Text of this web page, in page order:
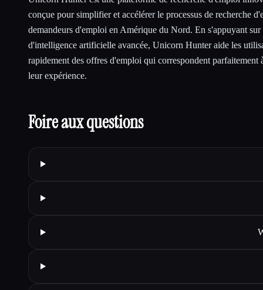
conçue pour simplifier et accélérer le processus de recherche
demandeurs d'emploi en Amérique du Nord. En s'appuyant
d'intelligence artificielle avancée, Unicorn Hunter aide les
rapidement des offres d'emploi qui correspondent parfaitement
leur expérience.
Foire aux questions